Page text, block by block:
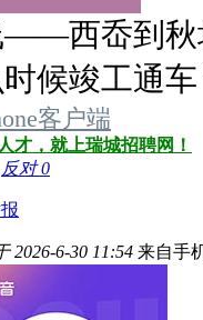
——西岙到秋
候竣工通车
客户端
才，就上瑞城招聘网！
反对0
2026-6-30 11:54 来自手